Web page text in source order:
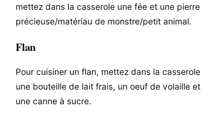
mettez dans la casserole une fée et une pierre
précieuse/matériau de monstre/petit animal.
Flan
Pour cuisiner un flan, mettez dans la casserole
une bouteille de lait frais, un oeuf de volaille et
une canne à sucre.